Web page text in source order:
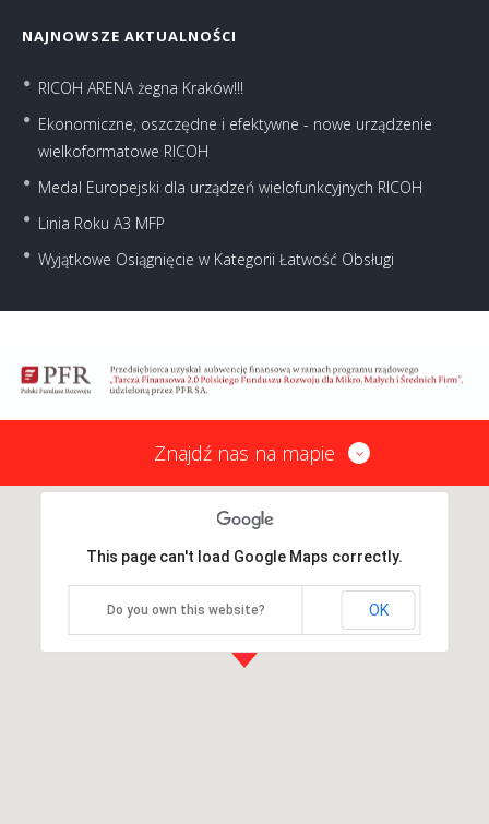
NAJNOWSZE AKTUALNOŚCI
RICOH ARENA żegna Kraków!!!
Ekonomiczne, oszczędne i efektywne - nowe urządzenie
wielkoformatowe RICOH
Medal Europejski dla urządzeń wielofunkcyjnych RICOH
Linia Roku A3 MFP
Wyjątkowe Osiągnięcie w Kategorii Łatwość Obsługi
Znajdź nas na mapie
This page can't load Google Maps correctly.
Do you own this website? OK